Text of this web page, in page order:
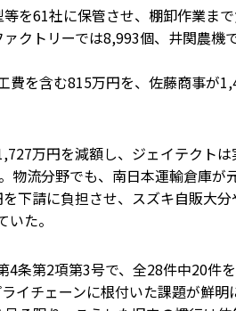
を61社に保管させ、棚卸作業ま
クトリーでは8,993個、井関農
を含む815万円を、佐藤商事が
万円を減額し、ジェイテクト
流分野でも、南日本運輸倉庫が
下請に負担させ、スズキ自販大
た。
条第2項第3号で、全28件中20
イチェーンに根付いた課題が鮮